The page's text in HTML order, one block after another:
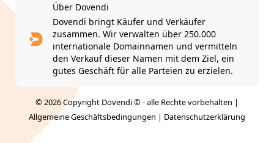
Über Dovendi
Dovendi bringt Käufer und Verkäufer
zusammen. Wir verwalten über 250.000
internationale Domainnamen und vermitteln
den Verkauf dieser Namen mit dem Ziel, ein
gutes Geschäft für alle Parteien zu erzielen.
© 2026 Copyright Dovendi © - alle Rechte vorbehalten |
Allgemeine Geschäftsbedingungen | Datenschutzerklärung